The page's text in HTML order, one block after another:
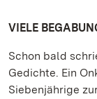
VIELE
Schon bald
Gedichte. Ein
Siebenjährige